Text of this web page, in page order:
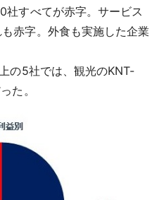
社すべてが赤字。サービス
赤字。外食も実施した企業
の5社では、観光のKNT-
た。